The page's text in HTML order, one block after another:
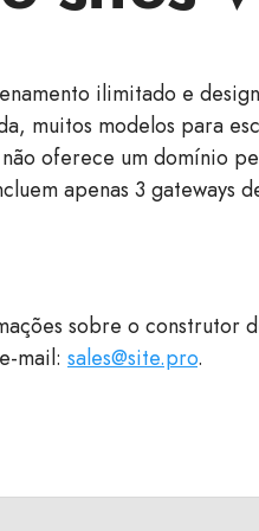
ilimitado e
muitos modelos para
oferece um domínio
apenas 3 gateways
sobre o construtor
mail: sales@site.pro.